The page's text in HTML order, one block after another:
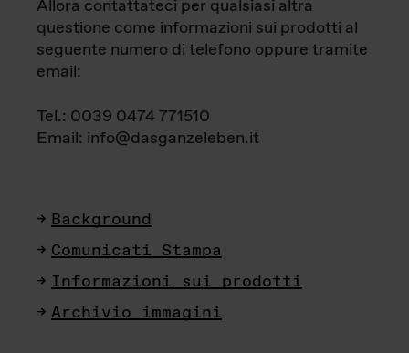
Allora contattateci per qualsiasi altra
questione come informazioni sui prodotti al
seguente numero di telefono oppure tramite
email:
Tel.: 0039 0474 771510
Email: info@dasganzeleben.it
Background
Comunicati Stampa
Informazioni sui prodotti
Archivio immagini